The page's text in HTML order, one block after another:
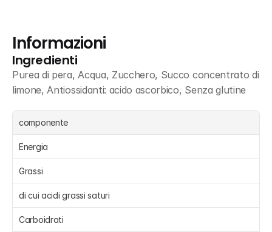
Informazioni
Ingredienti
Purea di pera, Acqua, Zucchero, Succo concentrato di
limone, Antiossidanti: acido ascorbico, Senza glutine
componente
Energia
Grassi
di cui acidi grassi saturi
Carboidrati